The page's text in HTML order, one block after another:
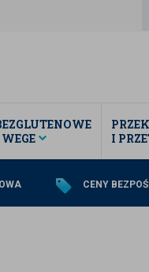
I
CENY